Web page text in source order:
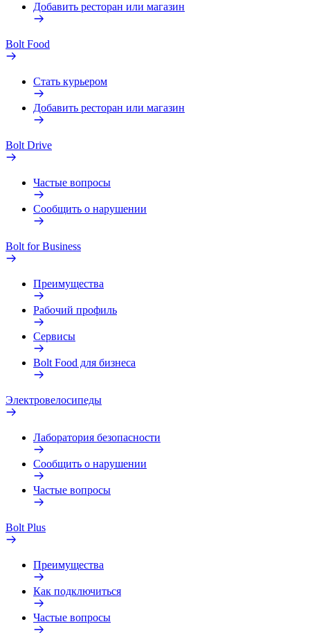
Добавить ресторан или магазин
Bolt Food
Стать курьером
Добавить ресторан или магазин
Bolt Drive
Частые вопросы
Сообщить о нарушении
Bolt for Business
Преимущества
Рабочий профиль
Сервисы
Bolt Food для бизнеса
Электровелосипеды
Лаборатория безопасности
Сообщить о нарушении
Частые вопросы
Bolt Plus
Преимущества
Как подключиться
Частые вопросы